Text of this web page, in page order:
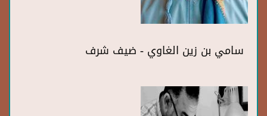
سامي بن زين الغاوي - ضيف شرف